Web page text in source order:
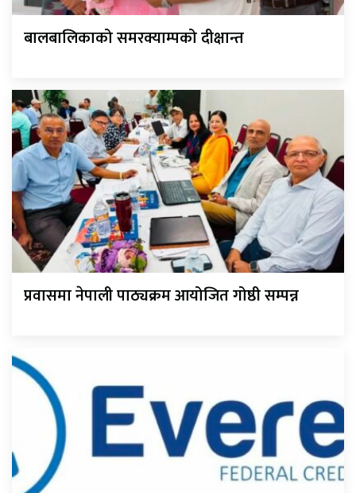
बालबालिकाको समरक्याम्पको दीक्षान्त
प्रवासमा नेपाली पाठ्यक्रम आयोजित गोष्ठी सम्पन्न